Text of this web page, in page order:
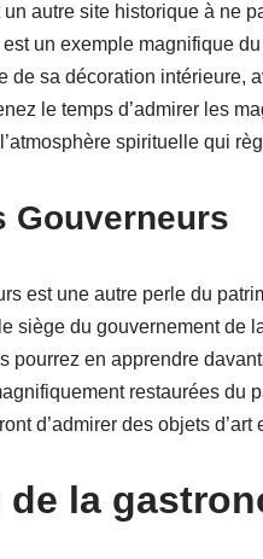
un autre site historique à ne
un exemple magnifique
de sa décoration intérieure,
le temps d’admirer les
spirituelle qui
Gouverneurs
est une autre perle du
siège du gouvernement de
pourrez en apprendre
restaurées du
d’admirer des objets
de la